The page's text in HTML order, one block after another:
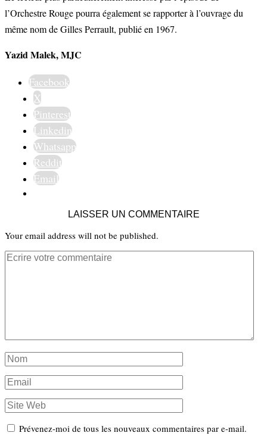
l’Orchestre Rouge pourra également se rapporter à l’ouvrage du
même nom de Gilles Perrault, publié en 1967.
Yazid Malek, MJC
Facebook
X
Pinterest
Linkedin
Whatsapp
Reddit
Email
LAISSER UN COMMENTAIRE
Your email address will not be published.
Prévenez-moi de tous les nouveaux commentaires par e-mail.